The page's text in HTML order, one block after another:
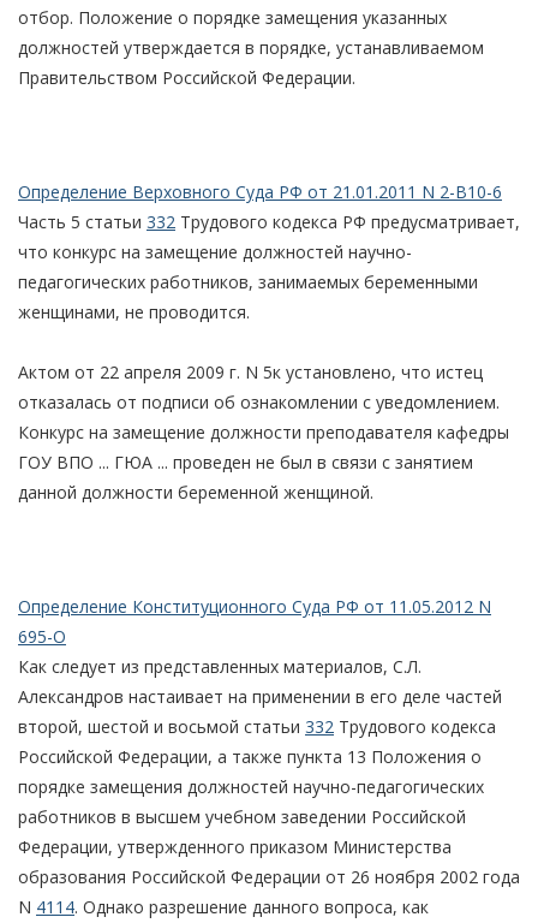
отбор. Положение о порядке замещения указанных
должностей утверждается в порядке, устанавливаемом
Правительством Российской Федерации.
Определение Верховного Суда РФ от 21.01.2011 N 2-В10-6
Часть 5 статьи 332 Трудового кодекса РФ предусматривает,
что конкурс на замещение должностей научно-
педагогических работников, занимаемых беременными
женщинами, не проводится.
Актом от 22 апреля 2009 г. N 5к установлено, что истец
отказалась от подписи об ознакомлении с уведомлением.
Конкурс на замещение должности преподавателя кафедры
ГОУ ВПО ... ГЮА ... проведен не был в связи с занятием
данной должности беременной женщиной.
Определение Конституционного Суда РФ от 11.05.2012 N
695-О
Как следует из представленных материалов, С.Л.
Александров настаивает на применении в его деле частей
второй, шестой и восьмой статьи 332 Трудового кодекса
Российской Федерации, а также пункта 13 Положения о
порядке замещения должностей научно-педагогических
работников в высшем учебном заведении Российской
Федерации, утвержденного приказом Министерства
образования Российской Федерации от 26 ноября 2002 года
N 4114. Однако разрешение данного вопроса, как